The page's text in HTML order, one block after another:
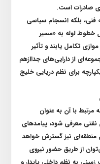
صادرات است.
بلکه انسجام سیاسی
خطوط لوله به «مسیر
تکامل یابند و تأثیر
از دارایی‌های جداازهم
برای نظم دریایی خلیج
مرتبط با آن به عنوان
نفتی معرفی شود، پیامد‌های
منطقه‌ای نیز گسترش خواهد
از طریق حضور نیروی